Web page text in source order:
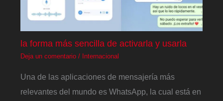
la forma más sencilla de activarla y usarla
Deja un comentario / Internacional
Una de las aplicaciones de mensajería más
relevantes del mundo es WhatsApp, la cual está en